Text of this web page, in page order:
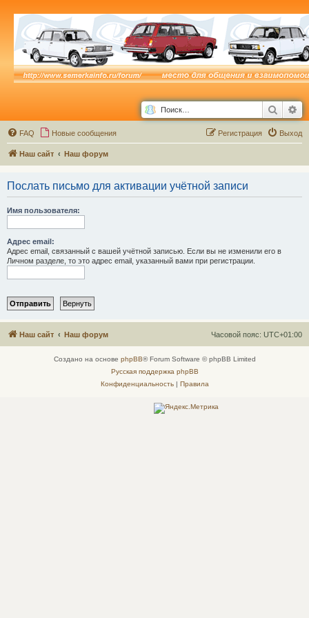
Поиск
FAQ Новые сообщения Выход
Регистрация
Наш сайт Наш форум
Послать письмо для активации учётной записи
Имя пользователя:
Адрес email:
Адрес email, связанный с вашей учётной записью. Если вы не изменили его в
Личном разделе, то это адрес email, указанный вами при регистрации.
Наш сайт Наш форум Часовой пояс: UTC+01:00
Создано на основе phpBB® Forum Software © phpBB Limited
Русская поддержка phpBB
Конфиденциальность| Правила